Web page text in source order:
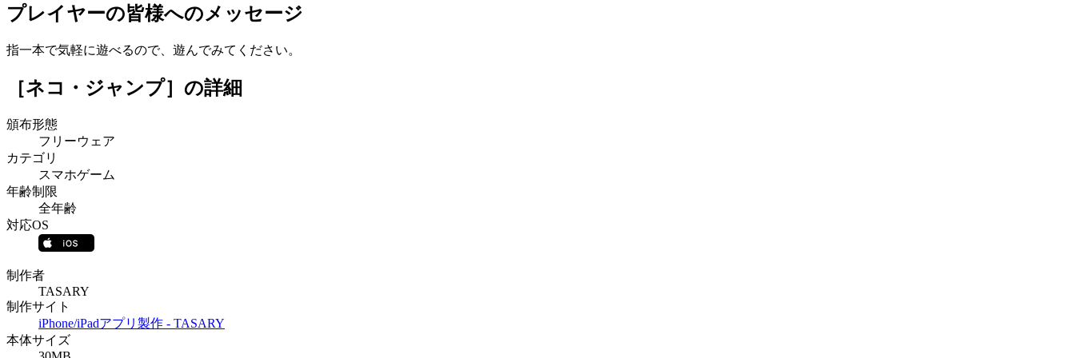
プレイヤーの皆様へのメッセージ
指一本で気軽に遊べるので、遊んでみてください。
［ネコ・ジャンプ］ の詳細
頒布形態
フリーウェア
カテゴリ
スマホゲーム
年齢制限
全年齢
対応OS
制作者
TASARY
制作サイト
iPhone/iPadアプリ製作 - TASARY
本体サイズ